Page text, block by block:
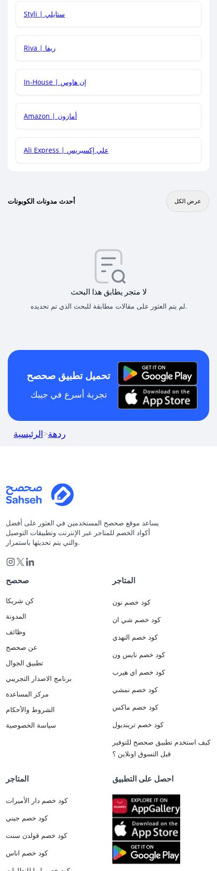
هل يمكنني جمع كود خصم مع العروض الأخرى؟
Styli | ستايلي
Riva | ريفا
In-House | إن هاوس
Amazon | أمازون
Ali Express | علي إكسبريس
أحدث مدونات الكوبونات عرض الكل
لا متجر يطابق هذا البحث
لم يتم العثور على مقالات مطابقة للبحث الذي تم تحديده.
تحميل تطبيق صحصح
تجربة أسرع في جيبك
الرئيسية>ردهة
يساعد موقع صحصح المستخدمين في العثور على أفضل
أكواد الخصم للمتاجر عبر الإنترنت وتطبيقات التوصيل
والتي يتم تحديثها باستمرار.
صحصح
كن شريكا
المدونة
وظائف
عن صحصح
تطبيق الجوال
برنامج الاصدار التجريبي
مركز المساعدة
الشروط والأحكام
سياسة الخصوصية
المتاجر
كود خصم نون
كود خصم شي ان
كود خصم النهدي
كود خصم نايس ون
كود خصم اي هيرب
كود خصم نمشي
كود خصم ماكس
كود خصم ترينديول
كيف استخدم تطبيق صحصح للتوفير
قبل التسوق اونلاين ؟
المتاجر
كود خصم دار الأميرات
كود خصم جيني
كود خصم قولدن سنت
كود خصم اناس
احصل على التطبيق